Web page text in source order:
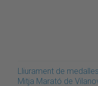
Lliurament de
Mitja Marató de